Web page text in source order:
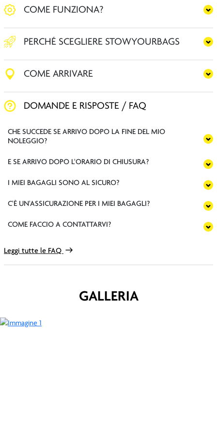
COME FUNZIONA?
PERCHÉ SCEGLIERE STOWYOURBAGS
COME ARRIVARE
DOMANDE E RISPOSTE / FAQ
CHE SUCCEDE SE ARRIVO DOPO LA FINE DEL MIO
NOLEGGIO?
E SE ARRIVO DOPO L'ORARIO DI CHIUSURA?
I MIEI BAGAGLI SONO AL SICURO?
C'È UN'ASSICURAZIONE PER I MIEI BAGAGLI?
COME FACCIO A CONTATTARVI?
Leggi tutte le FAQ
GALLERIA